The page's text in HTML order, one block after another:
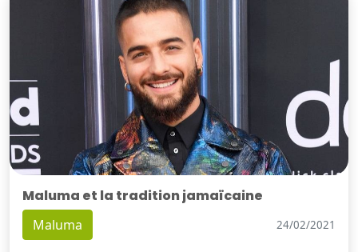
Maluma et la tradition jamaïcaine
Maluma 24/02/2021